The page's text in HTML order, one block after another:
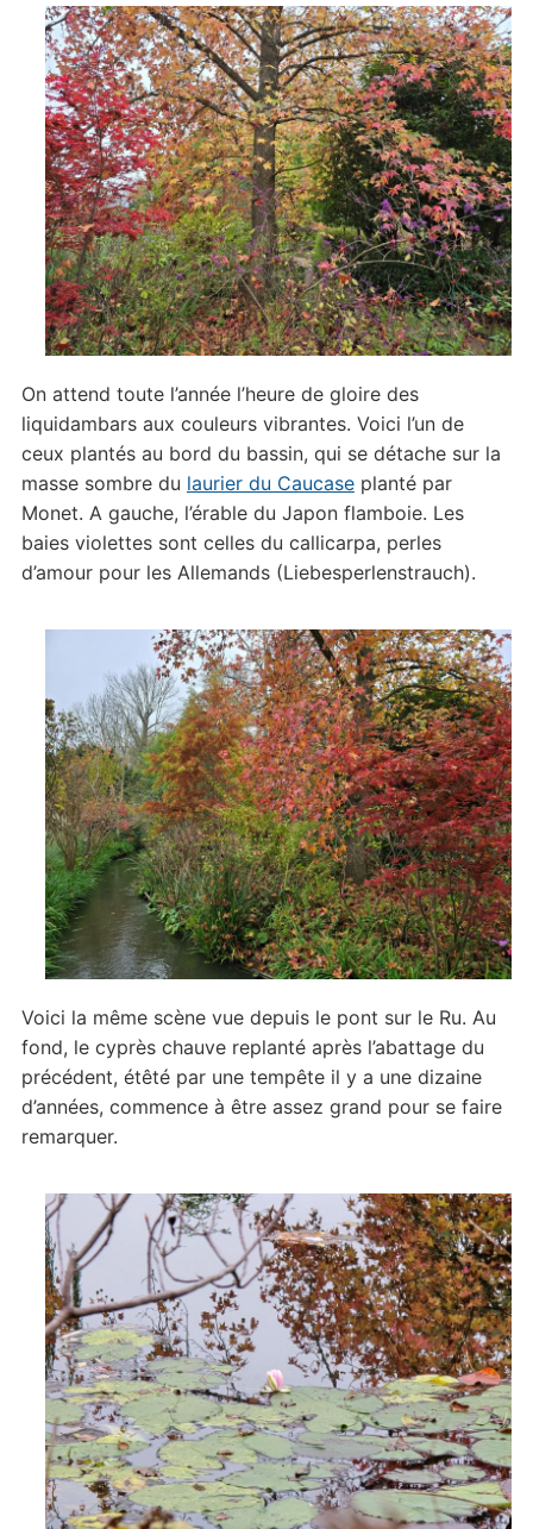
On attend toute l’année l’heure de gloire des
liquidambars aux couleurs vibrantes. Voici l’un de
ceux plantés au bord du bassin, qui se détache sur la
masse sombre du laurier du Caucaseplanté par
Monet. A gauche, l’érable du Japon flamboie. Les
baies violettes sont celles du callicarpa, perles
d’amour pour les Allemands (Liebesperlenstrauch).
Voici la même scène vue depuis le pont sur le Ru. Au
fond, le cyprès chauve replanté après l’abattage du
précédent, étêté par une tempête il y a une dizaine
d’années, commence à être assez grand pour se faire
remarquer.